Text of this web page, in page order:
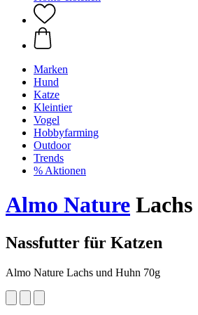
Marken
Hund
Katze
Kleintier
Vogel
Hobbyfarming
Outdoor
Trends
% Aktionen
Almo Nature
Nassfutter für Katzen
Almo Nature Lachs und Huhn 70g